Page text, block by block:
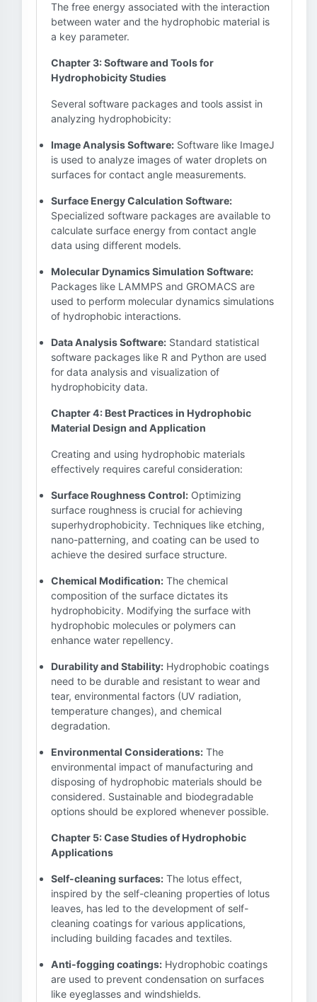
The free energy associated with the interaction
between water and the hydrophobic material is
a key parameter.
Chapter 3: Software and Tools for
Hydrophobicity Studies
Several software packages and tools assist in
analyzing hydrophobicity:
Image Analysis Software: Software like ImageJ
is used to analyze images of water droplets on
surfaces for contact angle measurements.
Surface Energy Calculation Software:
Specialized software packages are available to
calculate surface energy from contact angle
data using different models.
Molecular Dynamics Simulation Software:
Packages like LAMMPS and GROMACS are
used to perform molecular dynamics simulations
of hydrophobic interactions.
Data Analysis Software: Standard statistical
software packages like R and Python are used
for data analysis and visualization of
hydrophobicity data.
Chapter 4: Best Practices in Hydrophobic
Material Design and Application
Creating and using hydrophobic materials
effectively requires careful consideration:
Surface Roughness Control: Optimizing
surface roughness is crucial for achieving
superhydrophobicity. Techniques like etching,
nano-patterning, and coating can be used to
achieve the desired surface structure.
Chemical Modification: The chemical
composition of the surface dictates its
hydrophobicity. Modifying the surface with
hydrophobic molecules or polymers can
enhance water repellency.
Durability and Stability: Hydrophobic coatings
need to be durable and resistant to wear and
tear, environmental factors (UV radiation,
temperature changes), and chemical
degradation.
Environmental Considerations: The
environmental impact of manufacturing and
disposing of hydrophobic materials should be
considered. Sustainable and biodegradable
options should be explored whenever possible.
Chapter 5: Case Studies of Hydrophobic
Applications
Self-cleaning surfaces: The lotus effect,
inspired by the self-cleaning properties of lotus
leaves, has led to the development of self-
cleaning coatings for various applications,
including building facades and textiles.
Anti-fogging coatings: Hydrophobic coatings
are used to prevent condensation on surfaces
like eyeglasses and windshields.